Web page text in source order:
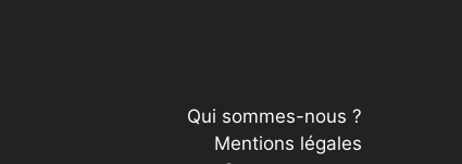
Qui sommes-nous ?
Mentions légales